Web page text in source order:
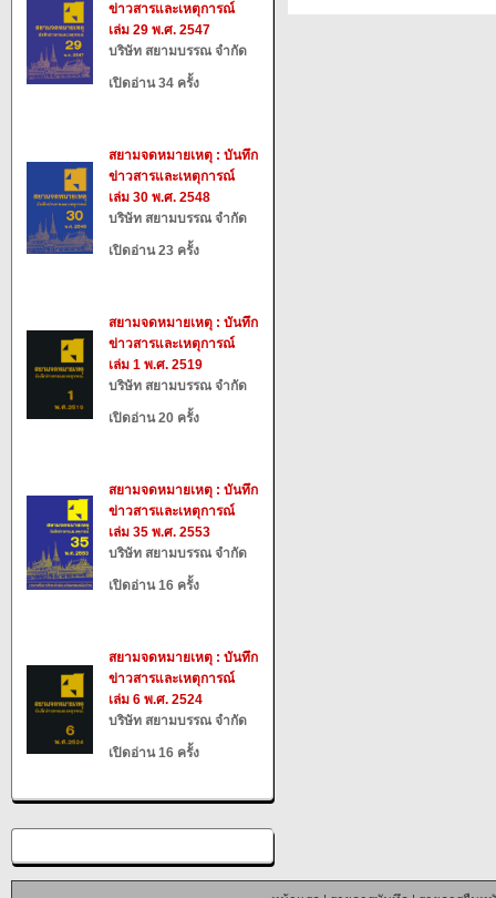
ข่าวสารและเหตุการณ์
เล่ม 29 พ.ศ. 2547
บริษัท สยามบรรณ จำกัด
เปิดอ่าน 34 ครั้ง
สยามจดหมายเหตุ : บันทึก
ข่าวสารและเหตุการณ์
เล่ม 30 พ.ศ. 2548
บริษัท สยามบรรณ จำกัด
เปิดอ่าน 23 ครั้ง
สยามจดหมายเหตุ : บันทึก
ข่าวสารและเหตุการณ์
เล่ม 1 พ.ศ. 2519
บริษัท สยามบรรณ จำกัด
เปิดอ่าน 20 ครั้ง
สยามจดหมายเหตุ : บันทึก
ข่าวสารและเหตุการณ์
เล่ม 35 พ.ศ. 2553
บริษัท สยามบรรณ จำกัด
เปิดอ่าน 16 ครั้ง
สยามจดหมายเหตุ : บันทึก
ข่าวสารและเหตุการณ์
เล่ม 6 พ.ศ. 2524
บริษัท สยามบรรณ จำกัด
เปิดอ่าน 16 ครั้ง